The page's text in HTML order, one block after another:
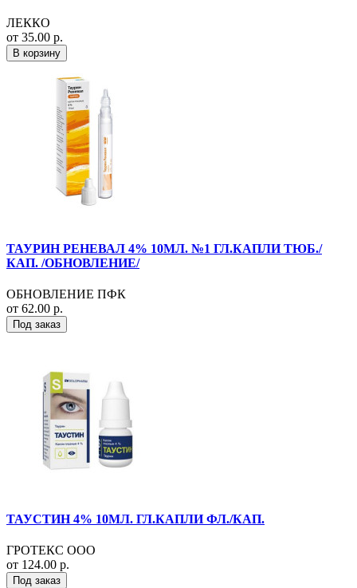
ЛЕККО
от 35.00 р.
В корзину
ТАУРИН РЕНЕВАЛ 4% 10МЛ. №1 ГЛ.КАПЛИ ТЮБ./
КАП. /ОБНОВЛЕНИЕ/
ОБНОВЛЕНИЕ ПФК
от 62.00 р.
Под заказ
ТАУСТИН 4% 10МЛ. ГЛ.КАПЛИ ФЛ./КАП.
ГРОТЕКС ООО
от 124.00 р.
Под заказ